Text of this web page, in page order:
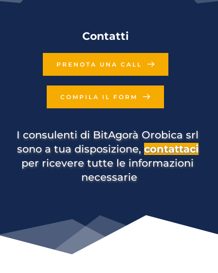
Contatti
PRENOTA UNA CALL
COMPILA IL FORM
I consulenti di BitAgorà Orobica srl
sono a tua disposizione, contattaci
per ricevere tutte le informazioni
necessarie